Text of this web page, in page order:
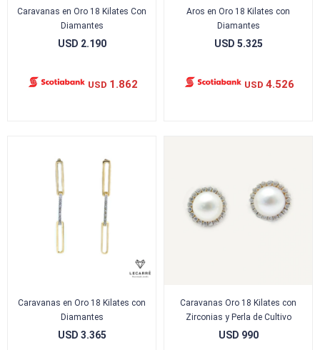
Caravanas en Oro 18 Kilates Con
Diamantes
USD 2.190
USD 1.862
Aros en Oro 18 Kilates con
Diamantes
USD 5.325
USD 4.526
Caravanas en Oro 18 Kilates con
Diamantes
USD 3.365
Caravanas Oro 18 Kilates con
Zirconias y Perla de Cultivo
USD 990